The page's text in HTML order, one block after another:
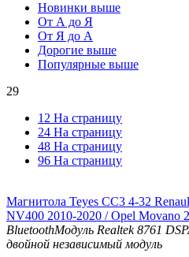
Новинки выше
От А до Я
От Я до А
Дорогие выше
Популярные выше
29
12 На страницу
24 На страницу
48 На страницу
96 На страницу
Магнитола Teyes CC3 4-32
NV400 2010-2020 / Opel Movano
BluetoothМодуль Realtek 8761 DSP
двойной независимый модуль